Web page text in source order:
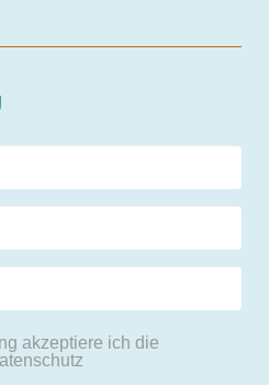
akzeptiere ich die